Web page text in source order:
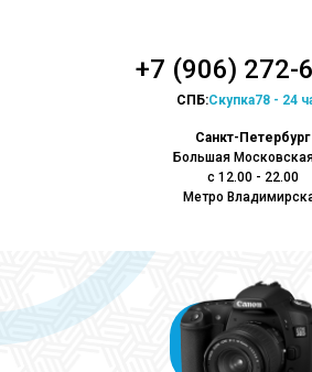
+7 (906) 272-
СПБ:Скупка78 - 24
Санкт-Петербург
Большая
с 12.00 - 22.00
Метро